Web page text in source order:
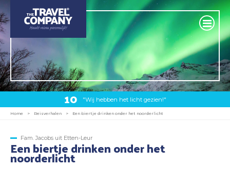
10 "Wij hebben het licht gezien!"
Home > Reisverhalen > Een biertje drinken onder het noorderlicht
Fam. Jacobs uit Etten-Leur
Een biertje drinken onder het
noorderlicht